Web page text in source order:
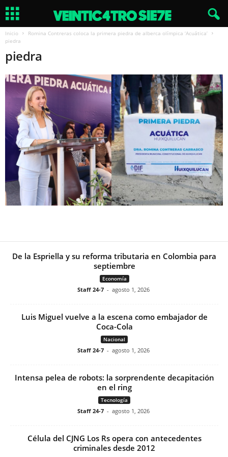
Inicio
Romina Contreras coloca la primera piedra de alberca olímpica ‘Acuática’
piedra
piedra
De la Espriella y su reforma tributaria en Colombia para
septiembre
Economía
Staff 24-7 - agosto 1, 2026
Luis Miguel vuelve a la escena como embajador de
Coca-Cola
Nacional
Staff 24-7 - agosto 1, 2026
Intensa pelea de robots: la sorprendente decapitación
en el ring
Tecnología
Staff 24-7 - agosto 1, 2026
Célula del CJNG Los Rs opera con antecedentes
criminales desde 2012